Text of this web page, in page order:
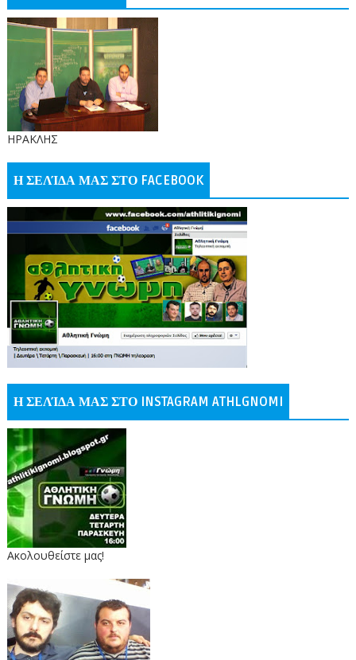
ΗΡΑΚΛΗΣ
Η ΣΕΛΊΔΑ ΜΑΣ ΣΤΟ FACEBOOK
Η ΣΕΛΊΔΑ ΜΑΣ ΣΤΟ INSTAGRAM ATHLGNOMI
Ακολουθείστε μας!